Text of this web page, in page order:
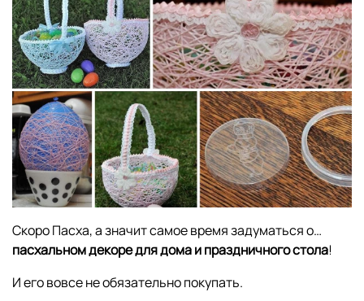
Скоро Пасха, а значит самое время задуматься о…
пасхальном декоре для дома и праздничного стола!
И его вовсе не обязательно покупать.